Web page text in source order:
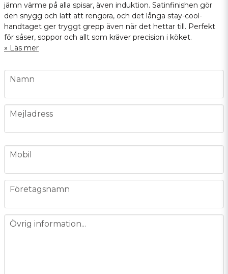
jämn värme på alla spisar, även induktion. Satinfinishen gör
den snygg och lätt att rengöra, och det långa stay-cool-
handtaget ger tryggt grepp även när det hettar till. Perfekt
för såser, soppor och allt som kräver precision i köket.
Läs mer
name
Namn
email
Mejladress
phone
Mobil
company
Företagsnamn
message
Övrig information...